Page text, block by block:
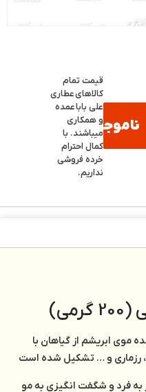
ناموجود
قیمت تمام
کالاهایعطاری
علی باباعمده
و همکاری
میباشند. با
کمال احترام
خرده فروشی
نداریم.
موی ابریشم از گیاهان با
، رزماری و … تشکیل شده است
فرد و شگفت انگیزی به مو